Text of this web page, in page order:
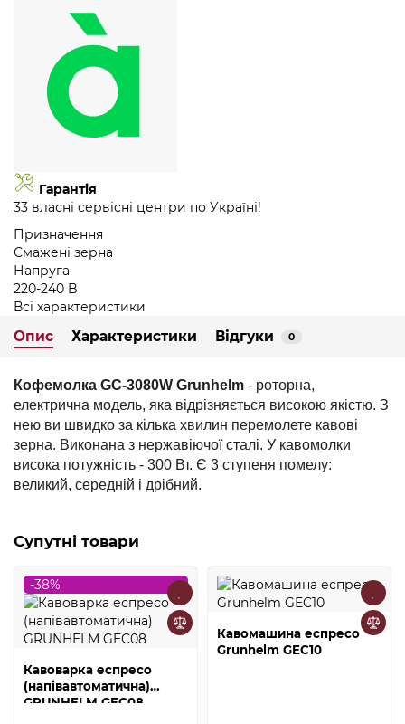
Гарантія
33 власні сервісні центри по Україні!
Призначення
Смажені зерна
Напруга
220-240 B
Всі характеристики
Опис Характеристики Відгуки 0
Кофемолка GС-3080W Grunhelm - роторна,
електрична модель, яка відрізняється високою якістю. З
нею ви швидко за кілька хвилин перемолете кавові
зерна. Виконана з нержавіючої сталі. У кавомолки
висока потужність - 300 Вт. Є 3 ступеня помелу:
великий, середній і дрібний.
Супутні товари
-38%
Кавоварка еспресо
(напівавтоматична)
GRUNHELM GEC08
Кавомашина еспресо
Grunhelm GEC10